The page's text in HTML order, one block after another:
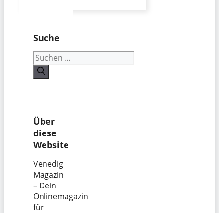
Suche
Suchen
nach:
Über
diese
Website
Venedig
Magazin
– Dein
Onlinemagazin
für